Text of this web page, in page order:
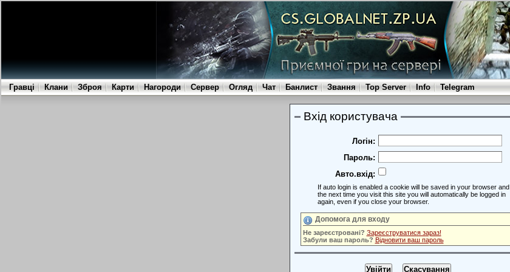
Гравці Клани Зброя Карти Нагороди Сервер Огляд Чат Банлист Звання Top Server Info Telegram
Вхід користувача
Логін:
Пароль:
Авто.вхід:
If auto login is enabled a cookie will be saved in your browser and
the next time you visit this site you will automatically be logged in
again, even if you close your browser.
Допомога для входу
Не зареєстровані? Зареєструватися зараз!
Забули ваш пароль? Відновити ваш пароль